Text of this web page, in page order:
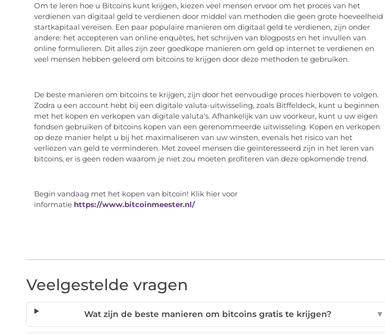
Om te leren hoe u Bitcoins kunt krijgen, kiezen veel mensen ervoor om het proces van het
verdienen van digitaal geld te verdienen door middel van methoden die geen grote hoeveelheid
startkapitaal vereisen. Een paar populaire manieren om digitaal geld te verdienen, zijn onder
andere: het accepteren van online enquêtes, het schrijven van blogposts en het invullen van
online formulieren. Dit alles zijn zeer goedkope manieren om geld op internet te verdienen en
veel mensen hebben geleerd om bitcoins te krijgen door deze methoden te gebruiken.
De beste manieren om bitcoins te krijgen, zijn door het eenvoudige proces hierboven te volgen.
Zodra u een account hebt bij een digitale valuta-uitwisseling, zoals Bitffeldeck, kunt u beginnen
met het kopen en verkopen van digitale valuta’s. Afhankelijk van uw voorkeur, kunt u uw eigen
fondsen gebruiken of bitcoins kopen van een gerenommeerde uitwisseling. Kopen en verkopen
op deze manier helpt u bij het maximaliseren van uw winsten, evenals het risico van het
verliezen van geld te verminderen. Met zoveel mensen die geïnteresseerd zijn in het leren van
bitcoins, er is geen reden waarom je niet zou moeten profiteren van deze opkomende trend.
Begin vandaag met het kopen van bitcoin! Klik hier voor
informatie https://www.bitcoinmeester.nl/
Veelgestelde vragen
Wat zijn de beste manieren om bitcoins gratis te krijgen? ▼